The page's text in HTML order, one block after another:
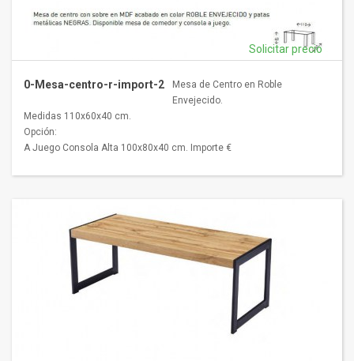
0-Mesa-centro-r-import-2
Solicitar precio
Mesa de Centro en Roble
Envejecido.
Medidas 110x60x40 cm.
Opción:
A Juego Consola Alta 100x80x40 cm. Importe €